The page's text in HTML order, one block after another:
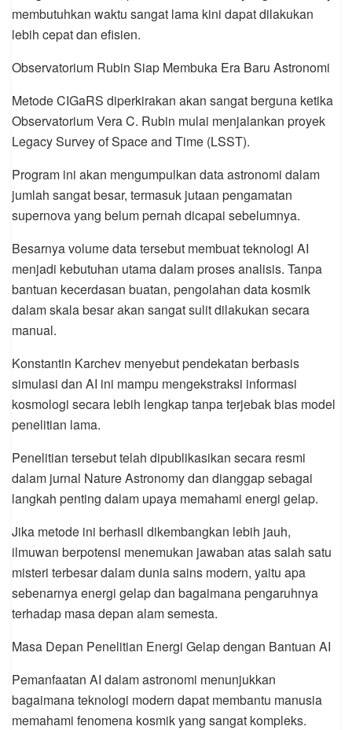
membutuhkan waktu sangat lama kini dapat dilakukan
lebih cepat dan efisien.
Observatorium Rubin Siap Membuka Era Baru Astronomi
Metode CIGaRS diperkirakan akan sangat berguna ketika
Observatorium Vera C. Rubin mulai menjalankan proyek
Legacy Survey of Space and Time (LSST).
Program ini akan mengumpulkan data astronomi dalam
jumlah sangat besar, termasuk jutaan pengamatan
supernova yang belum pernah dicapai sebelumnya.
Besarnya volume data tersebut membuat teknologi AI
menjadi kebutuhan utama dalam proses analisis. Tanpa
bantuan kecerdasan buatan, pengolahan data kosmik
dalam skala besar akan sangat sulit dilakukan secara
manual.
Konstantin Karchev menyebut pendekatan berbasis
simulasi dan AI ini mampu mengekstraksi informasi
kosmologi secara lebih lengkap tanpa terjebak bias model
penelitian lama.
Penelitian tersebut telah dipublikasikan secara resmi
dalam jurnal Nature Astronomy dan dianggap sebagai
langkah penting dalam upaya memahami energi gelap.
Jika metode ini berhasil dikembangkan lebih jauh,
ilmuwan berpotensi menemukan jawaban atas salah satu
misteri terbesar dalam dunia sains modern, yaitu apa
sebenarnya energi gelap dan bagaimana pengaruhnya
terhadap masa depan alam semesta.
Masa Depan Penelitian Energi Gelap dengan Bantuan AI
Pemanfaatan AI dalam astronomi menunjukkan
bagaimana teknologi modern dapat membantu manusia
memahami fenomena kosmik yang sangat kompleks.